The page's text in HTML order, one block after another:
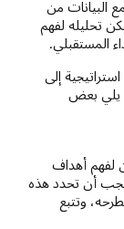
البيانات من
تحليله لفهم
المستقبلي.
إلى
يلي بعض
لفهم أهداف
يجب أن تحدد هذه
وتتبع